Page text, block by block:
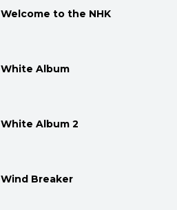
Welcome to the NHK
White Album
White Album 2
Wind Breaker